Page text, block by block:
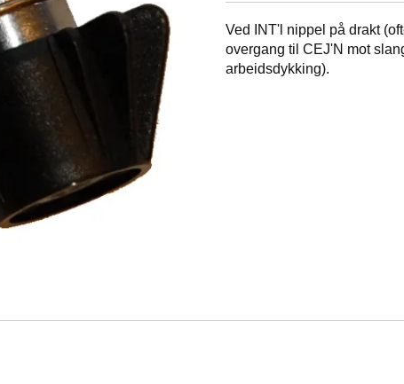
Ved INT'l nippel på drakt
overgang til CEJ'N mot
arbeidsdykking).